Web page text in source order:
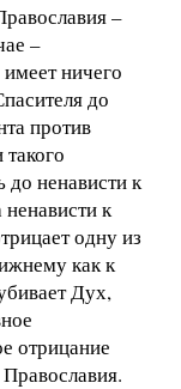
–
–
ничего
до
против
до ненависти к
к
одну из
как к
Дух,
отрицание